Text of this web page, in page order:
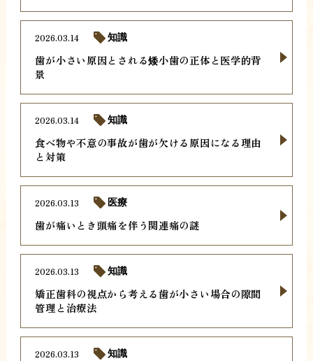
歯が小さい原因とされる矮小歯の正体と医学的背
景
2026.03.14 知識
食べ物や不意の事故が歯が欠ける原因になる理由
と対策
2026.03.14 知識
歯が痛いとき頭痛を伴う関連痛の謎
2026.03.13 医療
矯正歯科の視点から考える歯が小さい場合の隙間
管理と治療法
2026.03.13 知識
2026.03.13 知識